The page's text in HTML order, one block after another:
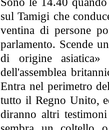
sul Tamigi che
ventina di persone
parlamento. Scende
di origine asiatica»
dell'assemblea
Entra nel perimetro
tutto il Regno Unito,
diranno altri